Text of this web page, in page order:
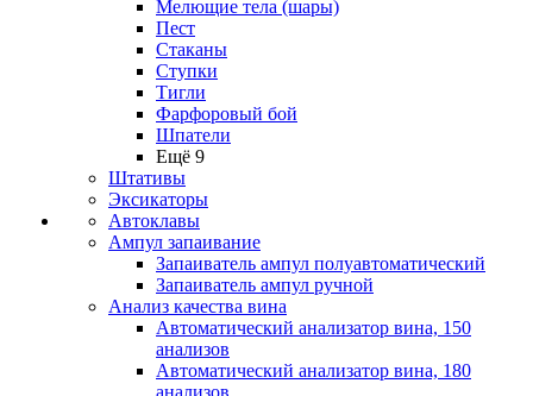
Мелющие тела (шары)
Пест
Стаканы
Ступки
Тигли
Фарфоровый бой
Шпатели
Ещё 9
Штативы
Эксикаторы
Автоклавы
Ампул запаивание
Запаиватель ампул полуавтоматический
Запаиватель ампул ручной
Анализ качества вина
Автоматический анализатор вина, 150
анализов
Автоматический анализатор вина, 180
анализов